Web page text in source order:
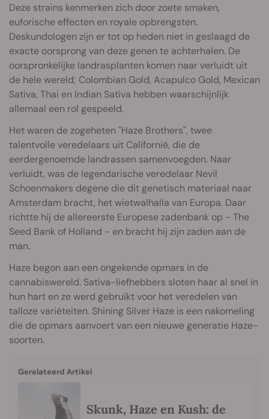
Deze strains kenmerken zich door zoete smaken,
euforische effecten en royale opbrengsten.
Deskundologen zijn er tot op heden niet in geslaagd de
exacte oorsprong van deze genen te achterhalen. De
oorspronkelijke landrasplanten komen naar verluidt uit
de hele wereld; Colombian Gold, Acapulco Gold, Mexican
Sativa, Thai en Indian Sativa hebben waarschijnlijk
allemaal een rol gespeeld.
Het waren de zogeheten "Haze Brothers", twee
talentvolle veredelaars uit Californië, die de
eerdergenoemde landrassen samenvoegden. Naar
verluidt, was de legendarische veredelaar Nevil
Schoenmakers degene die dit genetisch materiaal naar
Amsterdam bracht, het wietwalhalla van Europa. Daar
richtte hij de allereerste Europese zadenbank op - The
Seed Bank of Holland - en bracht hij zijn zaden aan de
man.
Haze begon aan een ongekende opmars in de
cannabiswereld. Sativa-liefhebbers sloten haar al snel in
hun hart en ze werd gebruikt voor het veredelen van
talloze variëteiten. Shining Silver Haze is een nakomeling
die de opmars aanvoert van een nieuwe generatie Haze-
soorten.
Gerelateerd Artikel
Skunk, Haze en Kush: de